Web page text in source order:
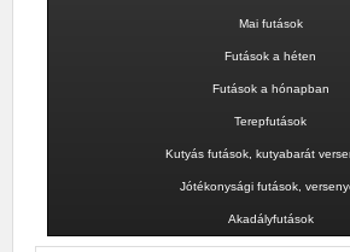
Mai futások
Futások a héten
Futások a hónapban
Terepfutások
Kutyás futások, kutyabarát
Jótékonysági futások,
Akadályfutások